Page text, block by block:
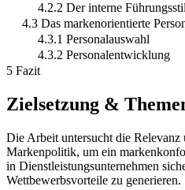
4.2.2 Der interne
4.3 Das markenorientierte
4.3.1 Personalauswahl
4.3.2 Personalentwicklung
5 Fazit
Zielsetzung &
Die Arbeit untersucht die Relevanz
Markenpolitik, um ein
in Dienstleistungsunternehmen
Wettbewerbsvorteile zu generieren.